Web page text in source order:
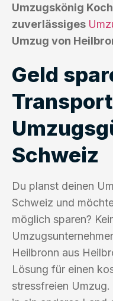
Umzugskönig
zuverlässiges
Umzug von
Geld
Schweiz
Du planst deinen
Schweiz und
möglich sparen?
Heilbronn aus
Lösung für einen
stressfreien